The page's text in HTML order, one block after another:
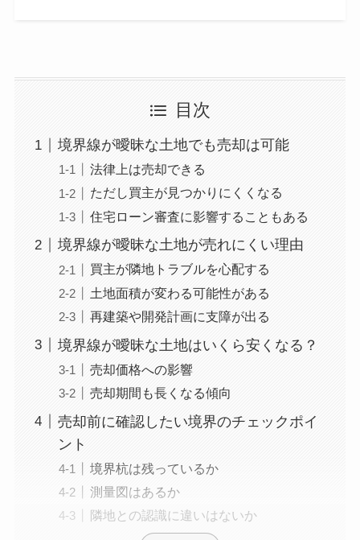
目次
境界線が曖昧な土地でも売却は可能
法律上は売却できる
ただし買主が見つかりにくくなる
住宅ローン審査に影響することもある
境界線が曖昧な土地が売れにくい理由
買主が隣地トラブルを心配する
土地面積が変わる可能性がある
再建築や開発計画に支障が出る
境界線が曖昧な土地はいくら安くなる？
売却価格への影響
売却期間も長くなる傾向
売却前に確認したい境界のチェックポイ
ント
境界杭は残っているか
測量図はあるか
隣地との認識に違いはないか